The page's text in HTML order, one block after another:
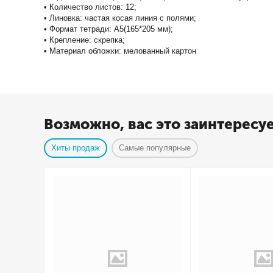
• Количество листов: 12;
• Линовка: частая косая линия с полями;
• Формат тетради: А5(165*205 мм);
• Крепление: скрепка;
• Материал обложки: мелованный картон
Возможно, вас это
Хиты продаж Самые популярные